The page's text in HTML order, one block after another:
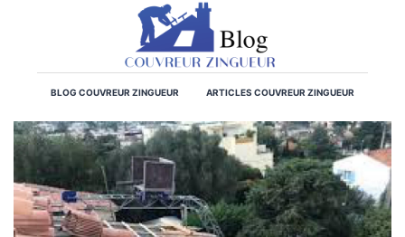
BLOG COUVREUR ZINGUEUR ARTICLES COUVREUR ZINGUEUR